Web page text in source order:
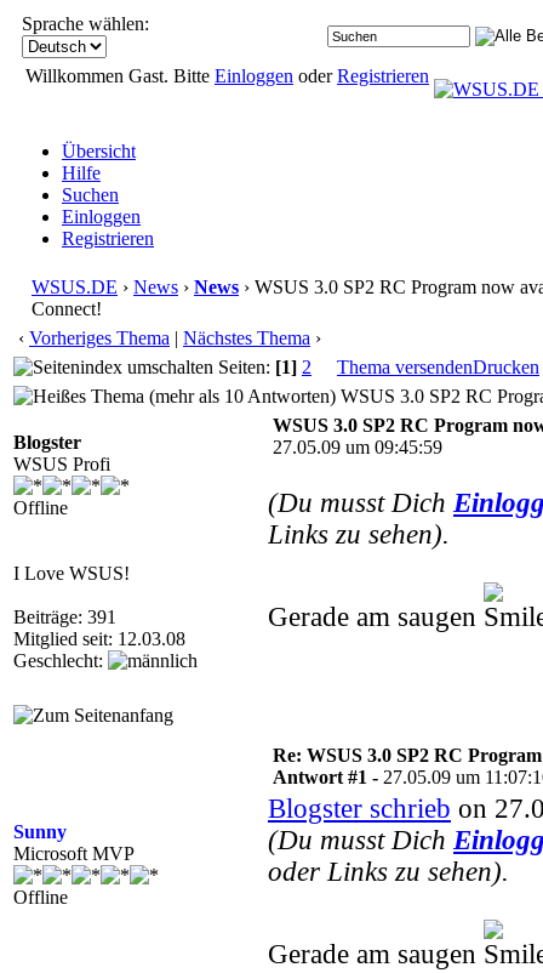
Sprache wählen:
Willkommen Gast. Bitte Einloggen oderRegistrieren
Übersicht
Hilfe
Suchen
Einloggen
Registrieren
WSUS.DE › News › News › WSUS 3.0 SP2 RC Program now
Connect!
‹ Vorheriges Thema | Nächstes Thema ›
Seiten: [1] 2 Thema versendenDrucken
WSUS 3.0 SP2 RC
Blogster
WSUS Profi
Offline
I Love WSUS!
Beiträge: 391
Mitglied seit: 12.03.08
Geschlecht:
WSUS 3.0 SP2 RC Program
27.05.09 um 09:45:59
(Du musst Dich
Links zu sehen).
Gerade am saugen
Sunny
Microsoft MVP
Offline
Re: WSUS 3.0 SP2 RC
Antwort #1 - 27.05.09 um
Blogster schrieb on
(Du musst Dich
oder Links zu sehen).
Gerade am saugen